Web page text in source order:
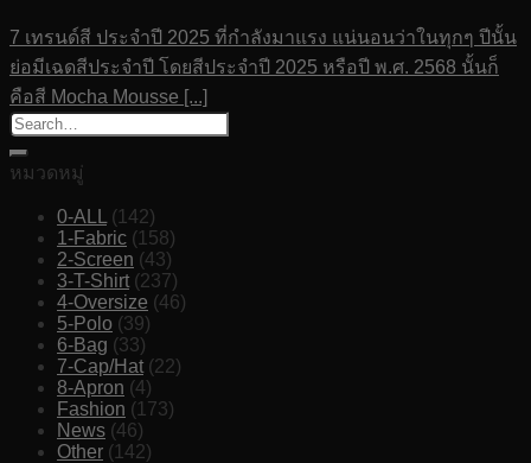
7 เทรนด์สี ประจำปี 2025 ที่กำลังมาแรง แน่นอนว่าในทุกๆ ปีนั้น
ย่อมีเฉดสีประจำปี โดยสีประจำปี 2025 หรือปี พ.ศ. 2568 นั้นก็
คือสี Mocha Mousse [...]
หมวดหมู่
0-ALL
(142)
1-Fabric (158)
2-Screen (43)
3-T-Shirt (237)
4-Oversize (46)
5-Polo (39)
6-Bag (33)
7-Cap/Hat (22)
8-Apron (4)
Fashion (173)
News (46)
Other (142)